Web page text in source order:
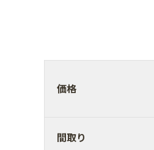
価格
間取り